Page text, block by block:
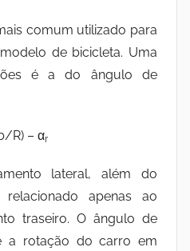
comum utilizado para
de bicicleta. Uma
é a do ângulo de
R) – αr
lateral, além do
apenas ao
traseiro. O ângulo de
a rotação do carro em